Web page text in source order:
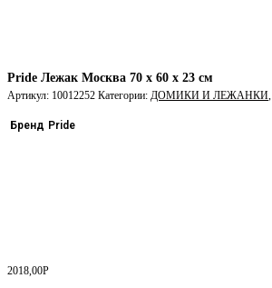
Pride Лежак Москва 70 х 60 х 23 см
Артикул: 10012252 Категории: ДОМИКИ И ЛЕЖАНКИ,
Бренд Pride
2018,00Р